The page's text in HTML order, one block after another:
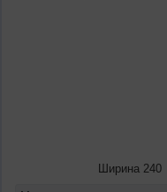
Ширина 240